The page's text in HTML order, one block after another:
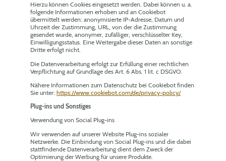
Hierzu können Cookies eingesetzt werden. Dabei können u. a.
folgende Informationen erhoben und an Cookiebot
übermittelt werden: anonymisierte IP-Adresse, Datum und
Uhrzeit der Zustimmung, URL, von der die Zustimmung
gesendet wurde, anonymer, zufälliger, verschlüsselter Key,
Einwilligungsstatus. Eine Weitergabe dieser Daten an sonstige
Dritte erfolgt nicht.
Die Datenverarbeitung erfolgt zur Erfüllung einer rechtlichen
Verpflichtung auf Grundlage des Art. 6 Abs. 1 lit. c DSGVO.
Nähere Informationen zum Datenschutz bei Cookiebot finden
Sie unter: https://www.cookiebot.com/de/privacy-policy/
Plug-ins und Sonstiges
Verwendung von Social Plug-ins
Wir verwenden auf unserer Website Plug-ins sozialer
Netzwerke. Die Einbindung von Social Plug-ins und die dabei
stattfindende Datenverarbeitung dient dem Zweck der
Optimierung der Werbung für unsere Produkte.